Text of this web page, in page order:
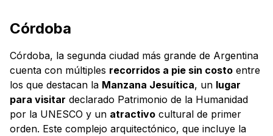
Córdoba
Córdoba, la segunda ciudad más grande de Argentina
cuenta con múltiples recorridos a pie sin costo entre
los que destacan la Manzana Jesuítica, un lugar
para visitar declarado Patrimonio de la Humanidad
por la UNESCO y un atractivo cultural de primer
orden. Este complejo arquitectónico, que incluye la